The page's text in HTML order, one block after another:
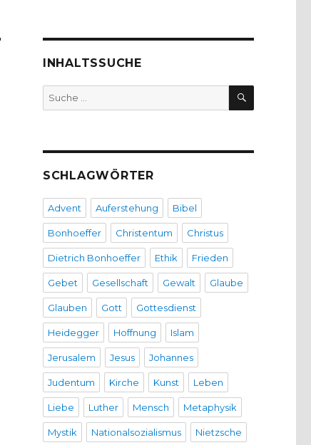
INHALTSSUCHE
Suche
nach:
SUCHEN
SCHLAGWÖRTER
Advent Auferstehung Bibel
Bonhoeffer Christentum Christus
Dietrich Bonhoeffer Ethik Frieden
Gebet Gesellschaft Gewalt Glaube
Glauben Gott Gottesdienst
Heidegger Hoffnung Islam
Jerusalem Jesus Johannes
Judentum Kirche Kunst Leben
Liebe Luther Mensch Metaphysik
Mystik Nationalsozialismus Nietzsche